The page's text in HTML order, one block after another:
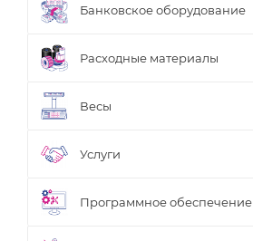
Банковское оборудование
Расходные материалы
Весы
Услуги
Программное обеспечение